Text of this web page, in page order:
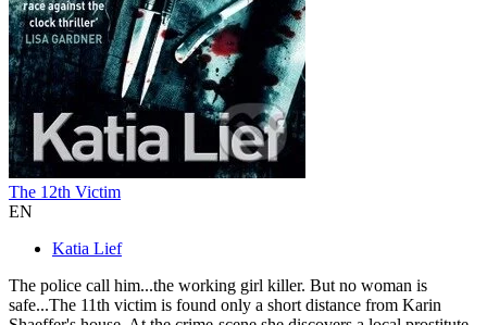
The 12th Victim
EN
Katia Lief
The police call him...the working girl killer. But no woman is
safe...The 11th victim is found only a short distance from Karin